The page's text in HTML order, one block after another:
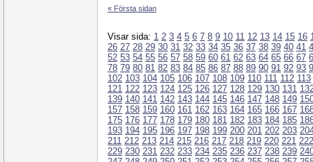
« Första sidan
Visar sida: 1 2 3 4 5 6 7 8 9 10 11 12 13 14 15 16
26 27 28 29 30 31 32 33 34 35 36 37 38 39 40 41
52 53 54 55 56 57 58 59 60 61 62 63 64 65 66 67
78 79 80 81 82 83 84 85 86 87 88 89 90 91 92 93
102 103 104 105 106 107 108 109 110 111 112 113
121 122 123 124 125 126 127 128 129 130 131
139 140 141 142 143 144 145 146 147 148 149
157 158 159 160 161 162 163 164 165 166 167
175 176 177 178 179 180 181 182 183 184 185
193 194 195 196 197 198 199 200 201 202 203
211 212 213 214 215 216 217 218 219 220 221 222
229 230 231 232 233 234 235 236 237 238 239